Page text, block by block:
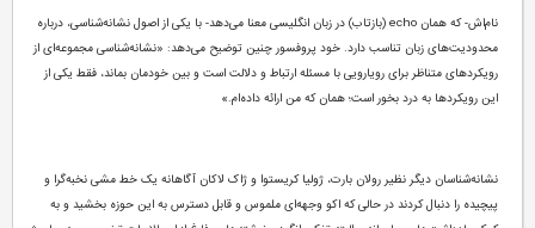
نام‌اش- که همان echo (بازتاب) در زبان انگلیسی معنا می‌دهد- با یکی از اصول نشانه‌‌شناسی، درباره
محدودیت‌های زبان تناسب دارد. خود پروفسور چنین توضیح می‌دهد: «نشانه‌شناسی مجموعه‌ای از
رویکردهای متناظر برای رویارویی با مسئله ارتباط و دلالت است و بین خودمان بماند، فقط یکی از
این رویکردها به درد بخور است؛ همان که من ارائه داده‌ام.»
نشانه‌شناسان دیگر نظیر رولان بارت، ژولیا کریستوا و ژاک لاکان آگاهانه یک خط مشی نخبه‌گرا و
پیچیده را دنبال کردند در حالی که اکو وجهه‌ای ملموس و قابل دسترس به این حوزه بخشید و به